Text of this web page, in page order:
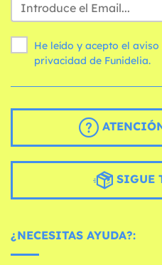
He leído y acepto el
privacidad de Funidelia.
SIGUE
¿NECESITAS AYUDA?: